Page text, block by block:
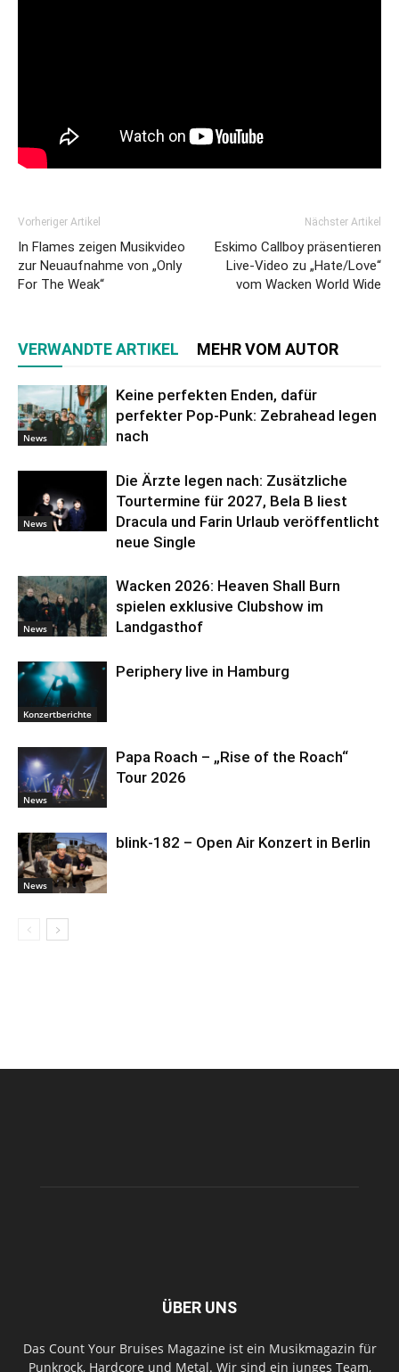
Vorheriger Artikel
In Flames zeigen Musikvideo
zur Neuaufnahme von „Only
For The Weak“
Nächster Artikel
Eskimo Callboy präsentieren
Live-Video zu „Hate/Love“
vom Wacken World Wide
VERWANDTE ARTIKEL MEHR VOM AUTOR
News
Keine perfekten Enden, dafür
perfekter Pop-Punk: Zebrahead legen
nach
News
Die Ärzte legen nach: Zusätzliche
Tourtermine für 2027, Bela B liest
Dracula und Farin Urlaub veröffentlicht
neue Single
News
Wacken 2026: Heaven Shall Burn
spielen exklusive Clubshow im
Landgasthof
Konzertberichte
Periphery live in Hamburg
News
Papa Roach – „Rise of the Roach“
Tour 2026
News
blink-182 – Open Air Konzert in Berlin
ÜBER UNS
Das Count Your Bruises Magazine ist ein Musikmagazin für
Punkrock, Hardcore und Metal. Wir sind ein junges Team,